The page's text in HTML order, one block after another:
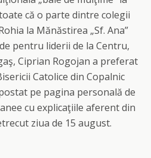
că o parte dintre colegii
la Mănăstirea „Sf. Ana”
pentru liderii de la Centru,
Ciprian Rogojan a preferat
Catolice din Copalnic
pe pagina personală de
cu explicaţiile aferent din
ziua de 15 august.